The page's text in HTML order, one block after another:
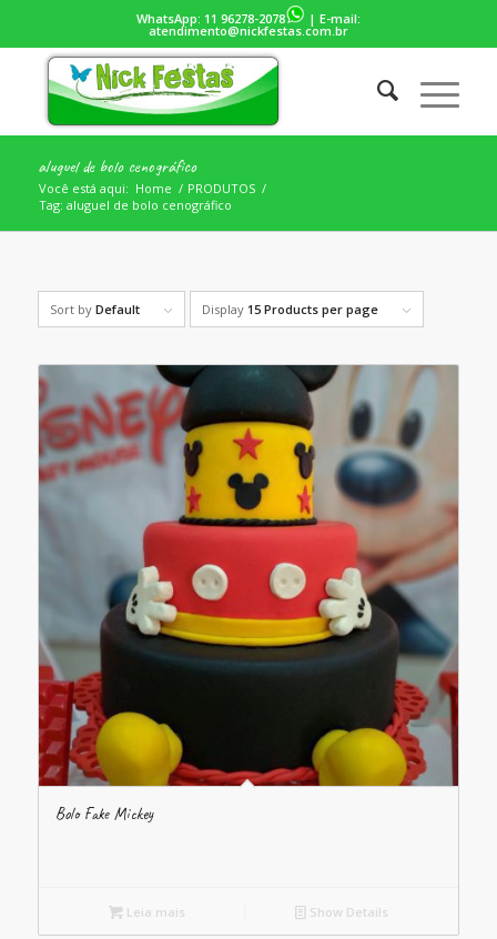
WhatsApp: 11 96278-2078 | E-mail:
atendimento@nickfestas.com.br
aluguel de bolo cenográfico
Você está aqui: Home / PRODUTOS /
Tag: aluguel de bolo cenográfico
Sort by Default Display 15 Products per page
Bolo Fake Mickey
Leia mais Show Details